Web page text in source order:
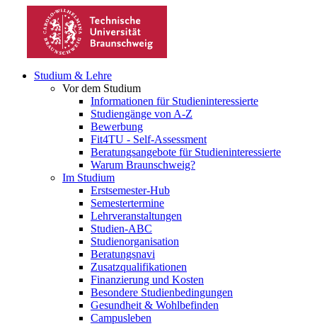
Studium & Lehre
Vor dem Studium
Informationen für Studieninteressierte
Studiengänge von A-Z
Bewerbung
Fit4TU - Self-Assessment
Beratungsangebote für Studieninteressierte
Warum Braunschweig?
Im Studium
Erstsemester-Hub
Semestertermine
Lehrveranstaltungen
Studien-ABC
Studienorganisation
Beratungsnavi
Zusatzqualifikationen
Finanzierung und Kosten
Besondere Studienbedingungen
Gesundheit & Wohlbefinden
Campusleben